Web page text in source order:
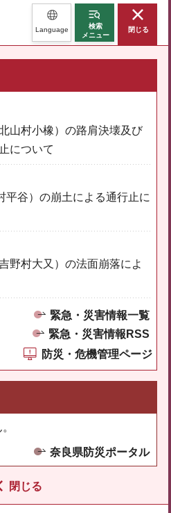
Language
検索
メニュー
閉じる
山村小橡）の路肩決壊及び
について
平谷）の崩土による通行止に
野村大又）の法面崩落によ
緊急・災害情報一覧
緊急・災害情報RSS
防災・危機管理ページ
奈良県防災ポータル
閉じる